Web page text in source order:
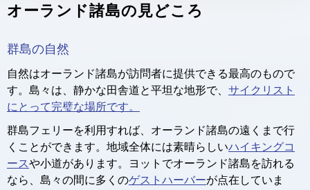
オーランド諸島の見どころ
群島の自然
自然はオーランド諸島が訪問者に提供できる最高のもので
す。島々は、静かな田舎道と平坦な地形で、 サイクリスト
にとって完璧な場所です。
群島フェリーを利用すれば、オーランド諸島の遠くまで行
くことができます。地域全体には素晴らしいハイキングコ
ースや小道があります。ヨットでオーランド諸島を訪れる
なら、島々の間に多くのゲストハーバーが点在していま